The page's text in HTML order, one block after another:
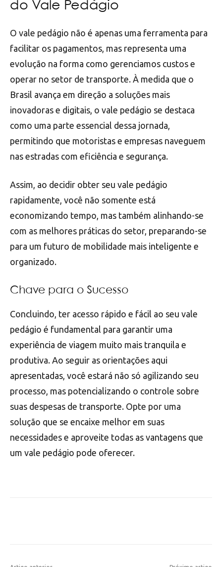
do Vale Pedágio
O vale pedágio não é apenas uma ferramenta para
facilitar os pagamentos, mas representa uma
evolução na forma como gerenciamos custos e
operar no setor de transporte. À medida que o
Brasil avança em direção a soluções mais
inovadoras e digitais, o vale pedágio se destaca
como uma parte essencial dessa jornada,
permitindo que motoristas e empresas naveguem
nas estradas com eficiência e segurança.
Assim, ao decidir obter seu vale pedágio
rapidamente, você não somente está
economizando tempo, mas também alinhando-se
com as melhores práticas do setor, preparando-se
para um futuro de mobilidade mais inteligente e
organizado.
Chave para o Sucesso
Concluindo, ter acesso rápido e fácil ao seu vale
pedágio é fundamental para garantir uma
experiência de viagem muito mais tranquila e
produtiva. Ao seguir as orientações aqui
apresentadas, você estará não só agilizando seu
processo, mas potencializando o controle sobre
suas despesas de transporte. Opte por uma
solução que se encaixe melhor em suas
necessidades e aproveite todas as vantagens que
um vale pedágio pode oferecer.